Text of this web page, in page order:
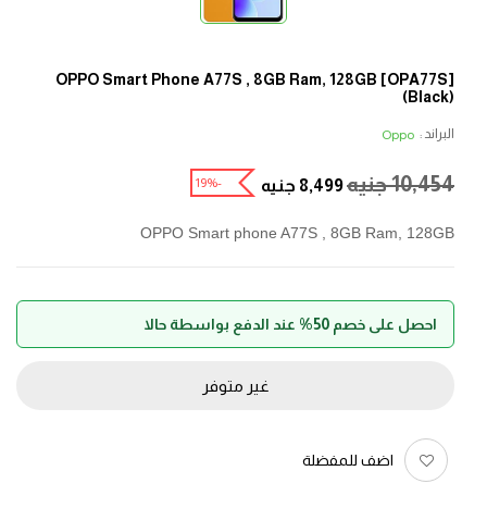
[OPA77S] OPPO Smart Phone A77S , 8GB Ram, 128GB
(Black)
البراند : Oppo
10,454جنيه8,499 جنيه -19%
OPPO Smart phone A77S , 8GB Ram, 128GB
احصل على خصم 50% عند الدفع بواسطة حالا
غير متوفر
اضف للمفضلة